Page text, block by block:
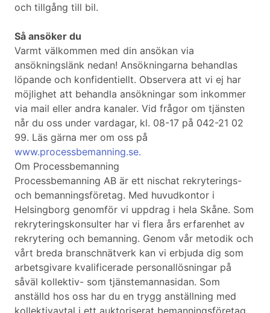
och tillgång till bil.
Så ansöker du
Varmt välkommen med din ansökan via
ansökningslänk nedan! Ansökningarna behandlas
löpande och konfidentiellt. Observera att vi ej har
möjlighet att behandla ansökningar som inkommer
via mail eller andra kanaler. Vid frågor om tjänsten
når du oss under vardagar, kl. 08-17 på 042-21 02
99. Läs gärna mer om oss på
www.processbemanning.se.
Om Processbemanning
Processbemanning AB är ett nischat rekryterings-
och bemanningsföretag. Med huvudkontor i
Helsingborg genomför vi uppdrag i hela Skåne. Som
rekryteringskonsulter har vi flera års erfarenhet av
rekrytering och bemanning. Genom vår metodik och
vårt breda branschnätverk kan vi erbjuda dig som
arbetsgivare kvalificerade personallösningar på
såväl kollektiv- som tjänstemannasidan. Som
anställd hos oss har du en trygg anställning med